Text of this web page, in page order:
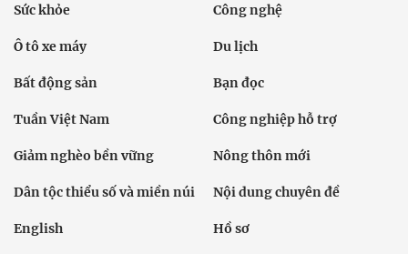
Sức khỏe Công nghệ
Ô tô xe máy Du lịch
Bất động sản Bạn đọc
Tuần Việt Nam Công nghiệp hỗ trợ
Giảm nghèo bền vững Nông thôn mới
Dân tộc thiểu số và miền núi Nội dung chuyên đề
English Hồ sơ